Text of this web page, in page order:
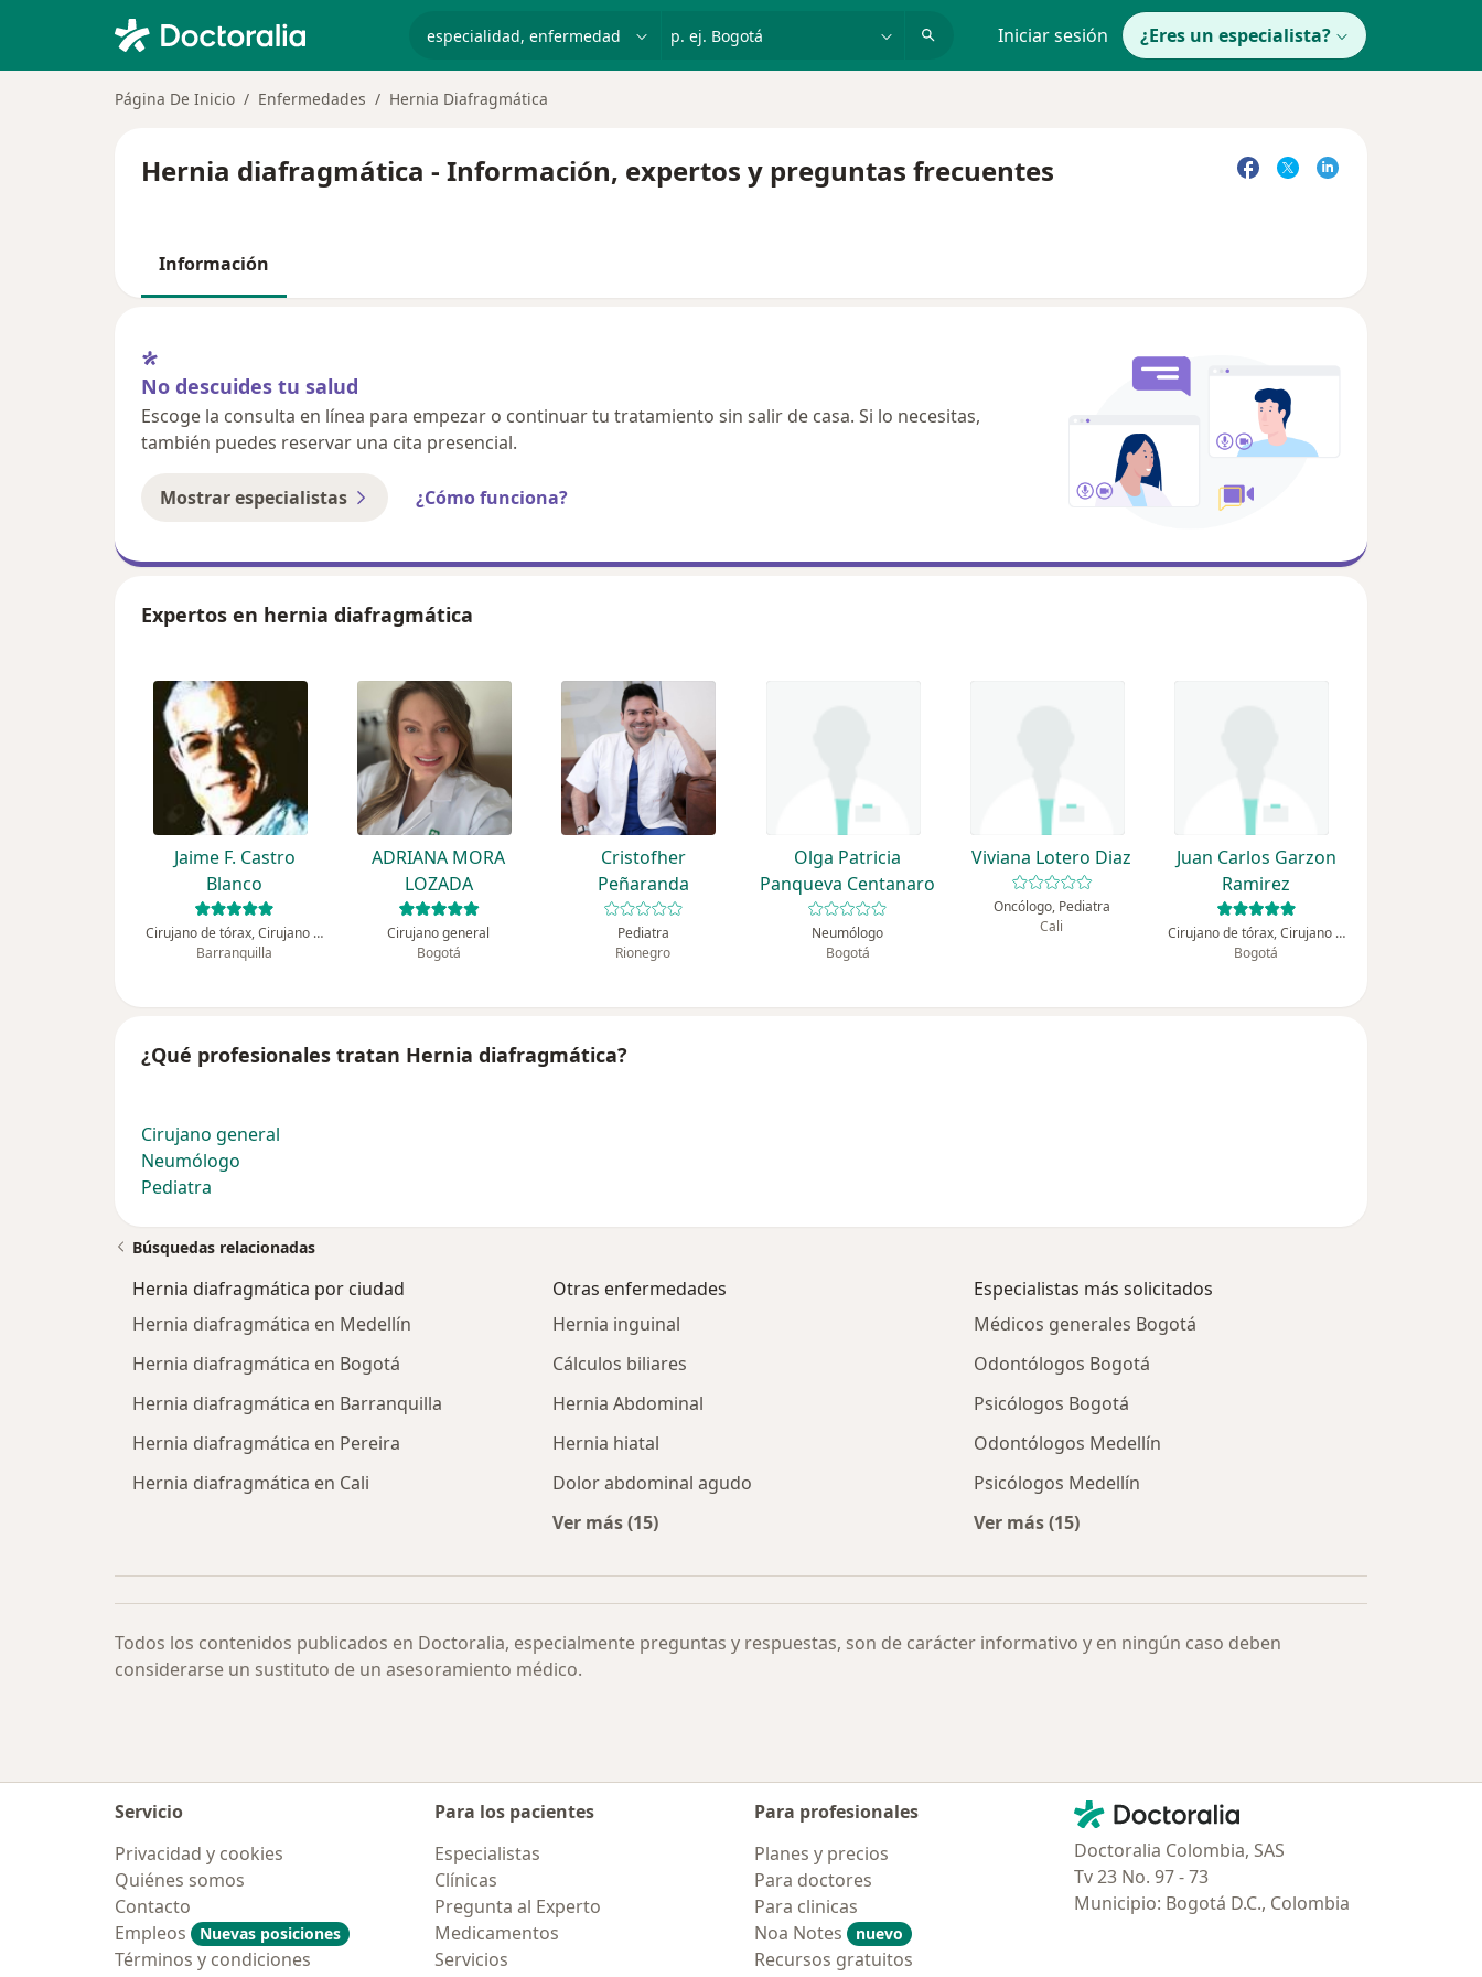
p. ej. Bogotá Iniciar sesión ¿Eres un especialista?
Página De Inicio Enfermedades Hernia Diafragmática
Hernia diafragmática - Información, expertos y preguntas frecuentes
Información
No descuides tu salud
Escoge la consulta en línea para empezar o continuar tu tratamiento sin salir de casa. Si lo necesitas,
también puedes reservar una cita presencial.
Mostrar especialistas ¿Cómo funciona?
Expertos en hernia diafragmática
Jaime F. Castro
Blanco
Cirujano de tórax, Cirujano general
Barranquilla
ADRIANA MORA
LOZADA
Cirujano general
Bogotá
Cristofher
Peñaranda
Pediatra
Rionegro
Olga Patricia
Panqueva Centanaro
Neumólogo
Bogotá
Viviana Lotero Diaz
Oncólogo, Pediatra
Cali
Juan Carlos Garzon
Ramirez
Cirujano de tórax, Cirujano general
Bogotá
¿Qué profesionales tratan Hernia diafragmática?
Cirujano general
Neumólogo
Pediatra
Búsquedas relacionadas
Hernia diafragmática por ciudad
Hernia diafragmática en Medellín
Hernia diafragmática en Bogotá
Hernia diafragmática en Barranquilla
Hernia diafragmática en Pereira
Hernia diafragmática en Cali
Otras enfermedades
Hernia inguinal
Cálculos biliares
Hernia Abdominal
Hernia hiatal
Dolor abdominal agudo
Ver más (15)
Especialistas más solicitados
Médicos generales Bogotá
Odontólogos Bogotá
Psicólogos Bogotá
Odontólogos Medellín
Psicólogos Medellín
Ver más (15)
Todos los contenidos publicados en Doctoralia, especialmente preguntas y respuestas, son de carácter informativo y en ningún caso deben
considerarse un sustituto de un asesoramiento médico.
Servicio
Privacidad y cookies
Quiénes somos
Contacto
Empleos
Nuevas posiciones
Términos y condiciones
Para los pacientes
Especialistas
Clínicas
Pregunta al Experto
Medicamentos
Servicios
Para profesionales
Planes y precios
Para doctores
Para clinicas
Noa Notes
nuevo
Recursos gratuitos
Contacto
Doctoralia - Página de inicio
Doctoralia Colombia, SAS
Tv 23 No. 97 - 73
Municipio: Bogotá D.C., Colombia